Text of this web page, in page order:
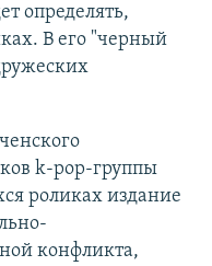
определять,
В его "черный
k-pop-группы
роликах издание
конфликта,